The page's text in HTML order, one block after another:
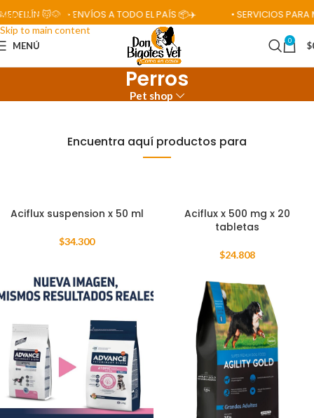
Skip to navigation
Skip to main content
🐱🐶 • ENVÍOS A TODO EL PAÍS 📦✈️ • SERVICIOS PARA
MENÚ 0 $
Perros
Pet shop
Encuentra aquí productos para
Aciflux suspension x 50 ml
$34.300
Aciflux x 500 mg x 20
tabletas
$24.808